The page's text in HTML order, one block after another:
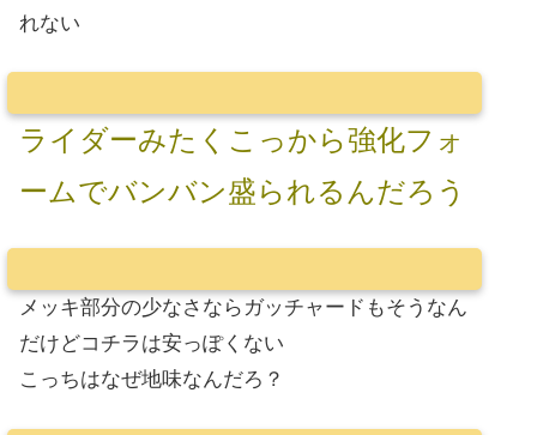
れない
ライダーみたくこっから強化フォ
ームでバンバン盛られるんだろう
メッキ部分の少なさならガッチャードもそうなん
だけどコチラは安っぽくない
こっちはなぜ地味なんだろ？